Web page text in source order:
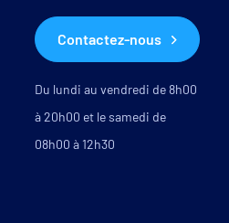
Contactez-nous
Du lundi au vendredi de 8h00
à 20h00 et le samedi de
08h00 à 12h30